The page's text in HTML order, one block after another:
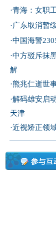
·青海：女职
·广东取消暂
·中国海警
·中方驳斥抹
解
·熊兆仁逝世
·解码雄安启
天津
·近视矫正领